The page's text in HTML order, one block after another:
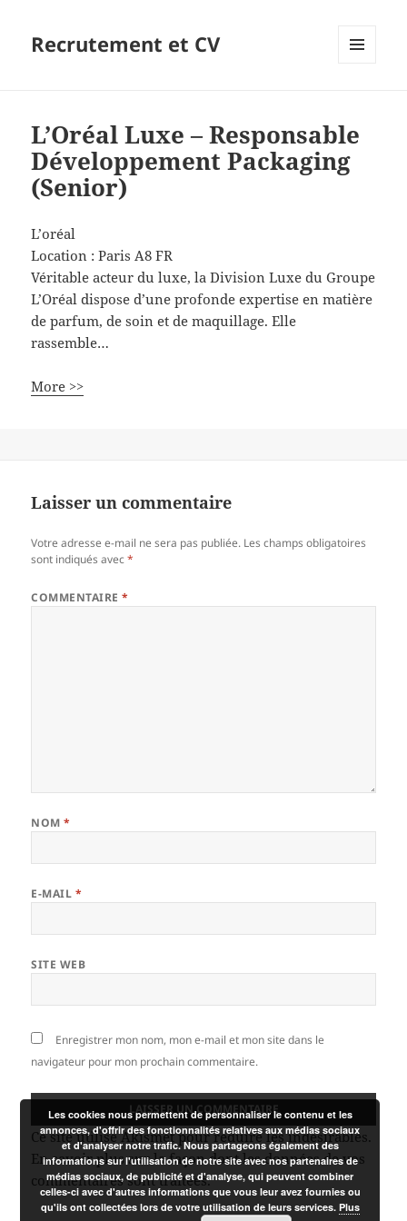
Recrutement et CV
L’Oréal Luxe – Responsable
Développement Packaging
(Senior)
L’oréal
Location :Paris A8 FR
Véritable acteur du luxe, la Division Luxe du Groupe
L’Oréal dispose d’une profonde expertise en matière
de parfum, de soin et de maquillage. Elle
rassemble…
More >>
Laisser un commentaire
Votre adresse e-mail ne sera pas publiée. Les champs obligatoires
sont indiqués avec*
COMMENTAIRE*
NOM*
E-MAIL *
SITE WEB
Enregistrer mon nom, mon e-mail et mon site dans le
navigateur pour mon prochain commentaire.
Ce site utilise Akismet pour réduire les indésirables.
En savoir plus sur la façon dont les données de vos
commentaires sont traitées.
Les cookies nous permettent de personnaliser le contenu et les
annonces, d'offrir des fonctionnalités relatives aux médias sociaux
et d'analyser notre trafic. Nous partageons également des
informations sur l'utilisation de notre site avec nos partenaires de
médias sociaux, de publicité et d'analyse, qui peuvent combiner
celles-ci avec d'autres informations que vous leur avez fournies ou
qu'ils ont collectées lors de votre utilisation de leurs services. Plus